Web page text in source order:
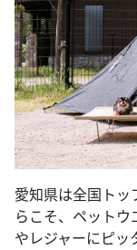
愛知県は全国ト
らこそ、ペット
やレジャーにピッ